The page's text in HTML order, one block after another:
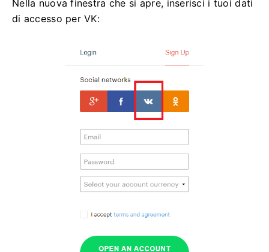
Nella nuova finestra che si apre, inserisci i tuoi dati
di accesso per VK: